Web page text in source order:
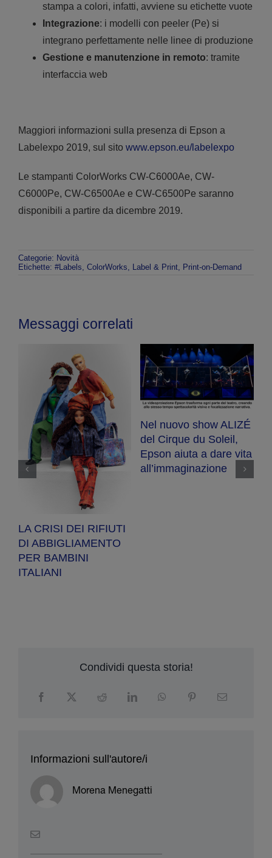
stampa a colori, infatti, avviene su etichette vuote
Integrazione: i modelli con peeler (Pe) si
integrano perfettamente nelle linee di produzione
Gestione e manutenzione in remoto: tramite
interfaccia web
Maggiori informazioni sulla presenza di Epson a
Labelexpo 2019, sul sito www.epson.eu/labelexpo
Le stampanti ColorWorks CW-C6000Ae, CW-
C6000Pe, CW-C6500Ae e CW-C6500Pe saranno
disponibili a partire da dicembre 2019.
Categorie: Novità
Etichette: #Labels ColorWorks Label & Print, Print-on-Demand
Messaggi correlati
LA CRISI DEI RIFIUTI
DI ABBIGLIAMENTO
PER BAMBINI
ITALIANI
Nel nuovo show ALIZÉ
del Cirque du Soleil,
Epson aiuta a dare vita
all’immaginazione
Condividi questa storia!
Informazioni sull'autore/i
Morena Menegatti